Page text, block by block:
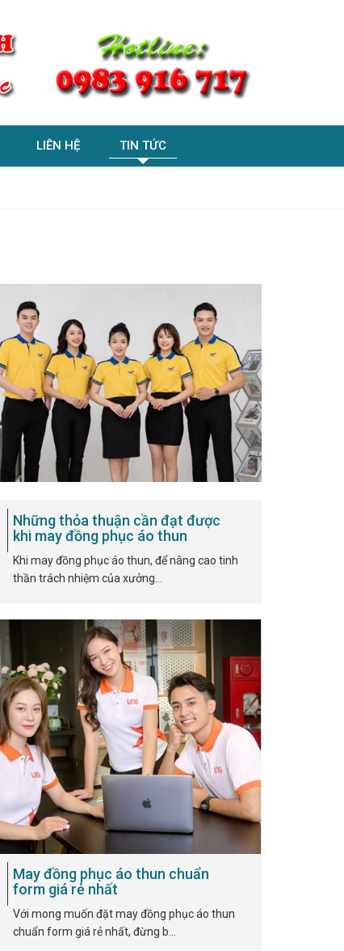
LIÊN HỆ TIN TỨC
Những thỏa thuận cần đạt được
khi may đồng phục áo thun
Khi may đồng phục áo thun, để nâng cao tinh
thần trách nhiệm của xưởng…
May đồng phục áo thun chuẩn
form giá rẻ nhất
Với mong muốn đặt may đồng phục áo thun
chuẩn form giá rẻ nhất, đừng b…